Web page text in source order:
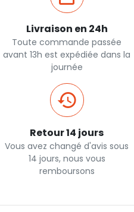
Livraison en 24h
Toute commande passée
avant 13h est expédiée dans la
journée
Retour 14 jours
Vous avez changé d'avis sous
14 jours, nous vous
remboursons